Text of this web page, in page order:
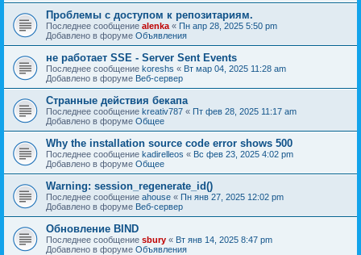
Проблемы с доступом к репозитариям.
Последнее сообщение alenka « Пн апр 28, 2025 5:50 pm
Добавлено в форуме Объявления
не работает SSE - Server Sent Events
Последнее сообщение koreshs « Вт мар 04, 2025 11:28 am
Добавлено в форуме Веб-сервер
Странные действия бекапа
Последнее сообщение kreativ787 « Пт фев 28, 2025 11:17 am
Добавлено в форуме Общее
Why the installation source code error shows 500
Последнее сообщение kadirelleos « Вс фев 23, 2025 4:02 pm
Добавлено в форуме Общее
Warning: session_regenerate_id()
Последнее сообщение ahouse « Пн янв 27, 2025 12:02 pm
Добавлено в форуме Веб-сервер
Обновление BIND
Последнее сообщение sbury « Вт янв 14, 2025 8:47 pm
Добавлено в форуме Объявления